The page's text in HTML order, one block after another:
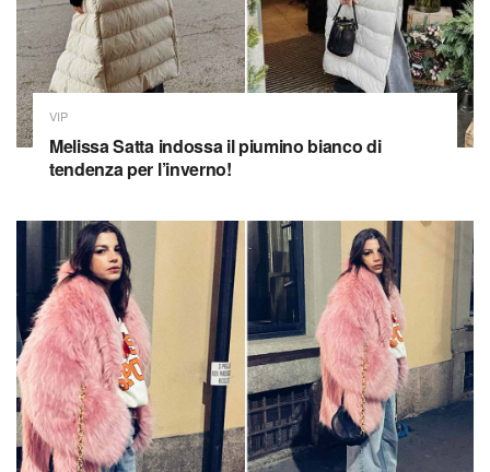
VIP
Melissa Satta indossa il piumino bianco di
tendenza per l’inverno!